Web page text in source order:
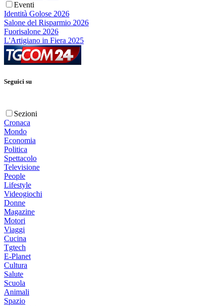
Eventi
Identità Golose 2026
Salone del Risparmio 2026
Fuorisalone 2026
L'Artigiano in Fiera 2025
Seguici su
Sezioni
Cronaca
Mondo
Economia
Politica
Spettacolo
Televisione
People
Lifestyle
Videogiochi
Donne
Magazine
Motori
Viaggi
Cucina
Tgtech
E-Planet
Cultura
Salute
Scuola
Animali
Spazio